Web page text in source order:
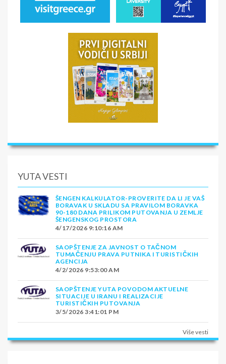
YUTA VESTI
ŠENGEN KALKULATOR-PROVERITE DA LI JE VAŠ
BORAVAK U SKLADU SA PRAVILOM BORAVKA
90-180 DANA PRILIKOM PUTOVANJA U ZEMLJE
ŠENGENSKOG PROSTORA
4/17/2026 9:10:16 AM
SAOPŠTENJE ZA JAVNOST O TAČNOM
TUMAČENJU PRAVA PUTNIKA I TURISTIČKIH
AGENCIJA
4/2/2026 9:53:00 AM
SAOPŠTENJE YUTA POVODOM AKTUELNE
SITUACIJE U IRANU I REALIZACIJE
TURISTIČKIH PUTOVANJA
3/5/2026 3:41:01 PM
Više vesti